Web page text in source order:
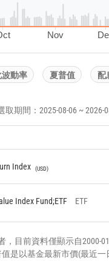
Nov
動率 夏普值 配
取期間：2025-08-06 ~ 2026-
Index USD
Index Fund;ETF ETF
目前資料僅顯示自2000-
是以基金最新市價(最近一